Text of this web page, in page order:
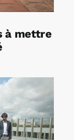
à mettre